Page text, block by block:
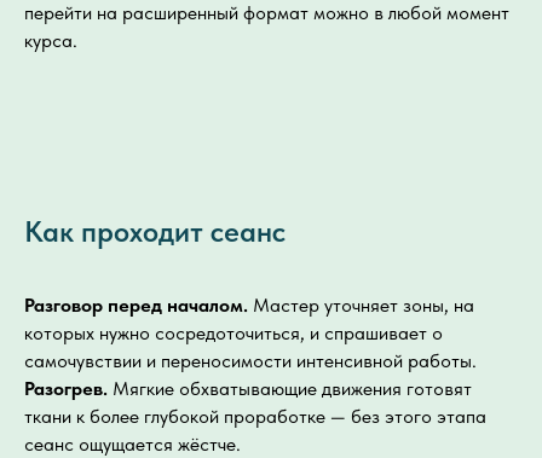
перейти на расширенный формат можно в любой момент
курса.
Как проходит сеанс
Разговор перед началом. Мастер уточняет зоны, на
которых нужно сосредоточиться, и спрашивает о
самочувствии и переносимости интенсивной работы.
Разогрев. Мягкие обхватывающие движения готовят
ткани к более глубокой проработке — без этого этапа
сеанс ощущается жёстче.